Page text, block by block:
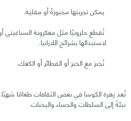
يمكن تجربتها مخبوزةً أو مقلية.
تُقطع حلزونيًا مثل معكرونة السباغيتي
لاستبدالها بشرائح اللازانيا.
تُخبز مع الخبز أو الفطائر أو الكعك.
تُعد زهرة الكوسا في بعض الثقافات طعامًا
نيئةً إلى السلطات والحساء واليخنات.